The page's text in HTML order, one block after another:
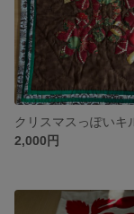
クリスマスっぽいキ
2,000円